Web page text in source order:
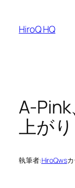
HiroQ HQ
A-Pink
上がり
執筆者:HiroQws